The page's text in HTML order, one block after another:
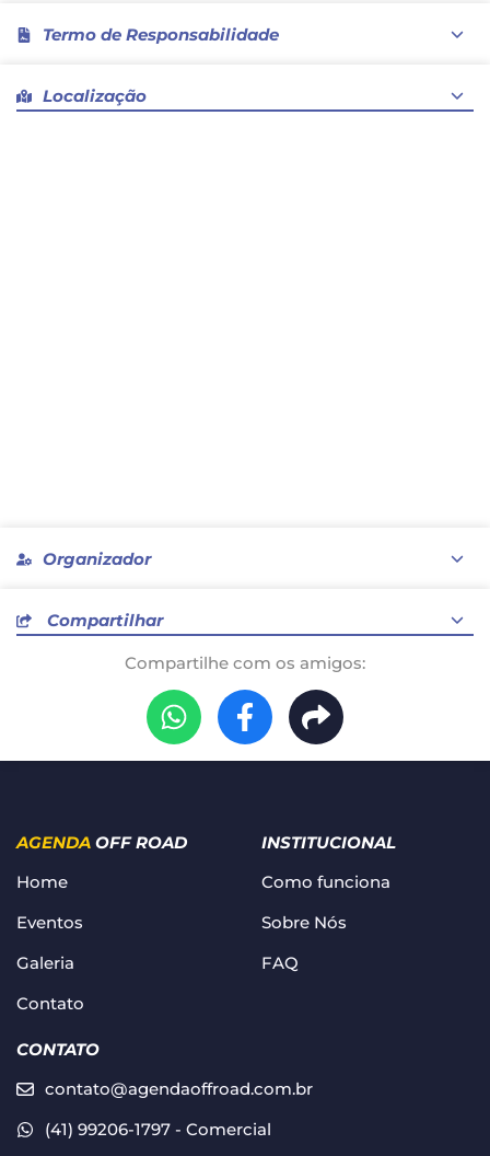
Termo de Responsabilidade
e que se responsabiliza pelos atos e por quaisquer
Localização
Organizador
Zerooitomeia Teresina
Compartilhar
Compartilhe com os amigos:
AGENDA OFF ROAD
Home
Eventos
Galeria
Contato
INSTITUCIONAL
Como funciona
Sobre Nós
FAQ
CONTATO
contato@agendaoffroad.com.br
(41) 99206-1797 - Comercial